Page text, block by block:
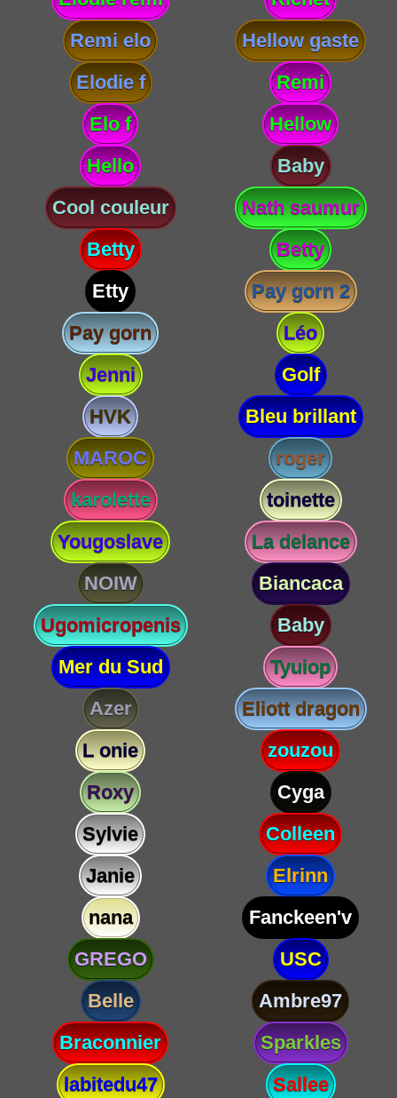
Remi elo
Hellow gaste
Elodie f
Remi
Elo f
Hellow
Hello
Baby
Cool couleur
Nath saumur
Betty
Betty
Etty
Pay gorn 2
Pay gorn
Léo
Jenni
Golf
HVK
Bleu brillant
MAROC
roger
karolette
toinette
Yougoslave
La delance
NOIW
Biancaca
Ugomicropenis
Baby
Mer du Sud
Tyuiop
Azer
Eliott dragon
L onie
zouzou
Roxy
Cyga
Sylvie
Colleen
Janie
Elrinn
nana
Fanckeen'v
GREGO
USC
Belle
Ambre97
Braconnier
Sparkles
labitedu47
Sallee